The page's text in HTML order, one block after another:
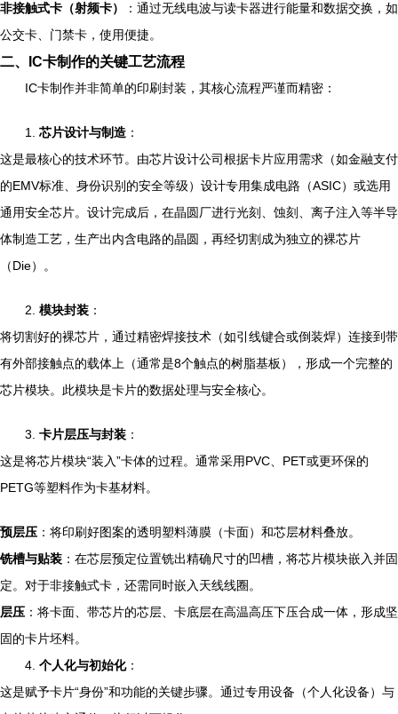
非接触式卡（射频卡）
：通过无线电波与读卡器进行能量和数据交换，如
公交卡、门禁卡，使用便捷。
二、IC卡制作的关键工艺流程
IC卡制作并非简单的印刷封装，其核心流程严谨而精密：
1. 芯片设计与制造 ：
这是最核心的技术环节。由芯片设计公司根据卡片应用需求（如金融支付
的EMV标准、身份识别的安全等级）设计专用集成电路（ASIC）或选用
通用安全芯片。设计完成后，在晶圆厂进行光刻、蚀刻、离子注入等半导
体制造工艺，生产出内含电路的晶圆，再经切割成为独立的裸芯片
（Die）。
2. 模块封装 ：
将切割好的裸芯片，通过精密焊接技术（如引线键合或倒装焊）连接到带
有外部接触点的载体上（通常是8个触点的树脂基板），形成一个完整的
芯片模块。此模块是卡片的数据处理与安全核心。
3. 卡片层压与封装 ：
这是将芯片模块“装入”卡体的过程。通常采用PVC、PET或更环保的
PETG等塑料作为卡基材料。
预层压 ：将印刷好图案的透明塑料薄膜（卡面）和芯层材料叠放。
铣槽与贴装 ：在芯层预定位置铣出精确尺寸的凹槽，将芯片模块嵌入并固
定。对于非接触式卡，还需同时嵌入天线线圈。
层压 ：将卡面、带芯片的芯层、卡底层在高温高压下压合成一体，形成坚
固的卡片坯料。
4. 个人化与初始化：
这是赋予卡片“身份”和功能的关键步骤。通过专用设备（个人化设备）与